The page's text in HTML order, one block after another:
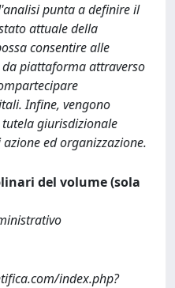
punta a definire il
attuale della
consentire alle
piattaforma attraverso
Infine, vengono
giurisdizionale
ed organizzazione.
del volume (sola
index.php?